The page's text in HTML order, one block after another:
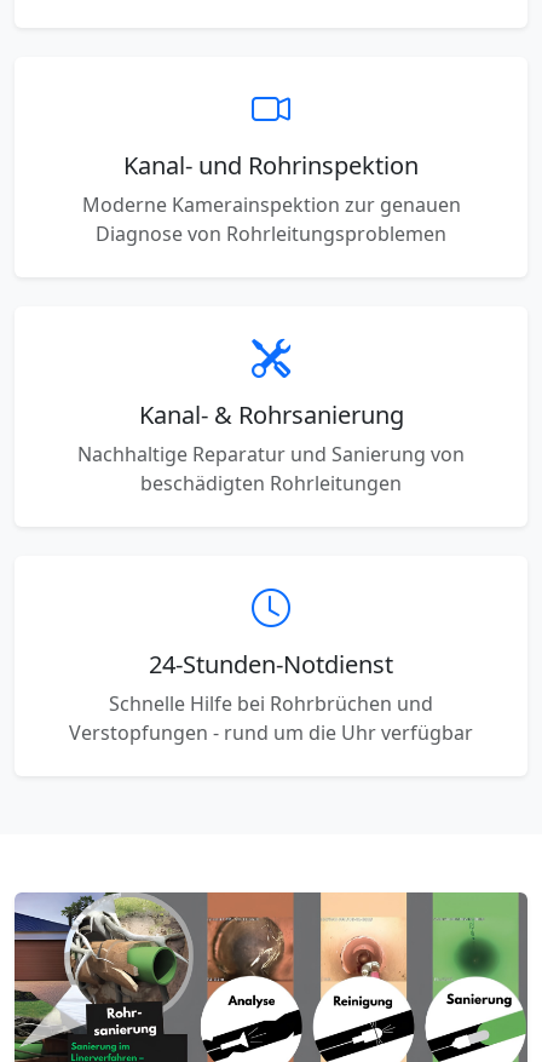
Kanal- und Rohrinspektion
Moderne Kamerainspektion zur genauen
Diagnose von Rohrleitungsproblemen
Kanal- & Rohrsanierung
Nachhaltige Reparatur und Sanierung von
beschädigten Rohrleitungen
24-Stunden-Notdienst
Schnelle Hilfe bei Rohrbrüchen und
Verstopfungen - rund um die Uhr verfügbar